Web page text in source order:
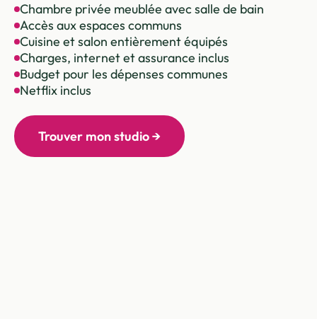
Chambre privée meublée avec salle de bain
Accès aux espaces communs
Cuisine et salon entièrement équipés
Charges, internet et assurance inclus
Budget pour les dépenses communes
Netflix inclus
Trouver mon studio →